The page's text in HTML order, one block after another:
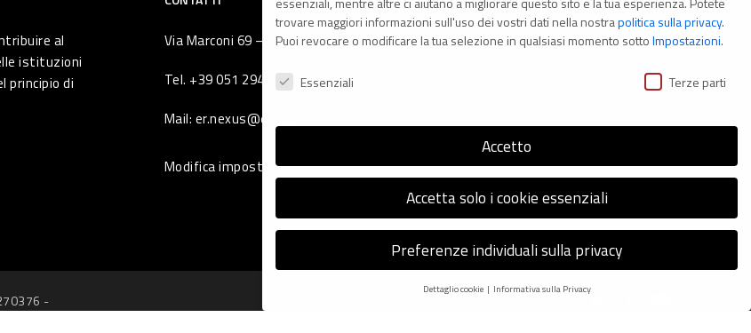
al
istituzioni
principio di
Via Marconi 69 – 40122 Bologna (Italia)
Tel. +39 051 294 775
Mail: er.nexus@er.cgil.it
Modifica impostazione Cookies
-
twitter
trovare maggiori informazioni sull'uso dei vostri dati nella nostrapolitica sulla privacy.
Puoi revocare o modificare la tua selezione in qualsiasi momento sottoImpostazioni.
Preferenze Privacy
Essenziali Terze parti
Accetto
Accetta solo i cookie essenziali
Preferenze individuali sulla privacy
Dettaglio cookie Informativa sulla Privacy